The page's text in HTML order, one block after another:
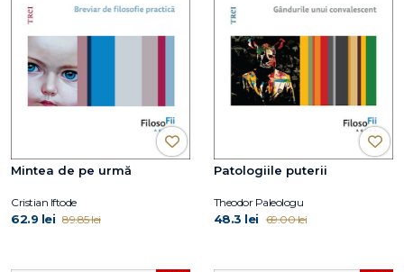
Mintea de pe urmă
Cristian Iftode
62.9 lei 89.85 lei
Patologiile puterii
Theodor Paleologu
48.3 lei 69.00 lei